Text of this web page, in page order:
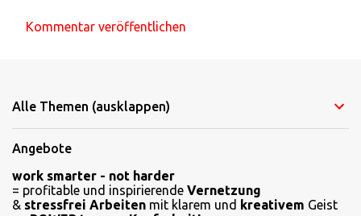
m
n
t
a
Kommentar veröffentlichen
Alle Themen (ausklappen)
Angebote
work smarter - not harder
= profitable und inspirierende Vernetzung
& stressfrei Arbeiten mit klarem und kreativem Geist